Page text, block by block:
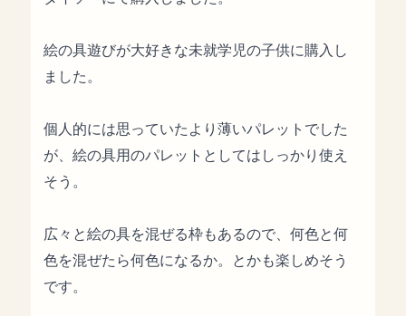
絵の具遊びが大好きな未就学児の子供に購入し
ました。
個人的には思っていたより薄いパレットでした
が、絵の具用のパレットとしてはしっかり使え
そう。
広々と絵の具を混ぜる枠もあるので、何色と何
色を混ぜたら何色になるか。とかも楽しめそう
です。